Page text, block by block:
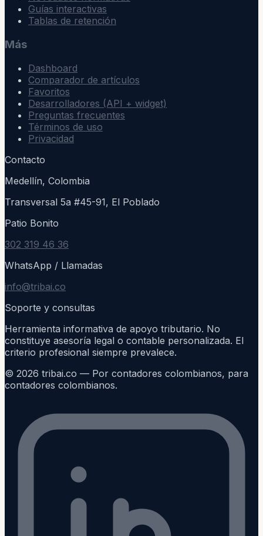
Guías interactivas
Tablas de retención
Más
Dashboard
Comparador de artículos
Favoritos
Desarrolladores (API + widget)
Preguntas frecuentes
Términos de uso
Privacidad
Contacto
Medellín, Colombia
Transversal 5a #45-91, El Poblado
Patio Bonito
302 319 46 36
WhatsApp / Llamadas
info@tribai.co
Soporte y consultas
Herramienta informativa de apoyo tributario. No
constituye asesoría legal o contable personalizada. El
criterio profesional siempre prevalece.
© 2026 tribai.co — Por contadores colombianos, para
contadores colombianos.